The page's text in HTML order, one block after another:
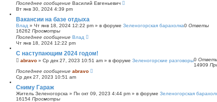
Последнее сообщение Василий Евгеньевич
Вт янв 30, 2024 4:39 pm
Вакансии на базе отдыха
Влад » Чт янв 18, 2024 12:22 pm » в форуме Зеленогорская барахолка0 Ответы
16262 Просмотры
Последнее сообщение Влад
Чт янв 18, 2024 12:22 pm
С наступающим 2024 годом!
abravo » Ср дек 27, 2023 10:51 am » в форуме Зеленогорские разговоры0
14909
Последнее сообщение abravo
Ср дек 27, 2023 10:51 am
Сниму Гараж
Житель Зеленогорска » Пн окт 09, 2023 4:44 pm » в форуме Зеленогорская
16154 Просмотры